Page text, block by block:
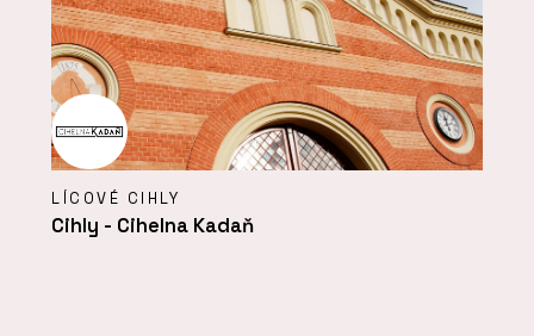
LÍCOVÉ CIHLY
Cihly - Cihelna Kadaň